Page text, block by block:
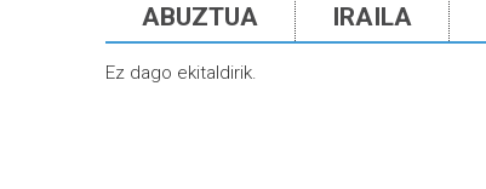
ABUZTUA IRAILA
Ez dago ekitaldirik.